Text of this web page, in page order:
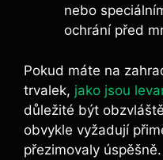
nebo
ochrání před
Pokud máte na
trvalek, jako jsou
důležité být
obvykle vyžadují
přezimovaly